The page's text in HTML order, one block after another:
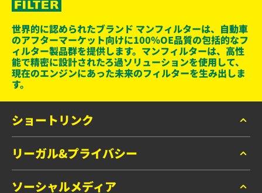
世界的に認められたブランド マンフィルターは、自動車
のアフターマーケット向けに100％OE品質の包括的なフ
ィルター製品群を提供します。マンフィルターは、高性
能で精密に設計されたろ過ソリューションを使用して、
現在のエンジンにあった未来のフィルターを生み出しま
す。
ショートリンク
マンフィルター カタログ
お問い合わせ
リーガル&プライバシー
データプライバシー
ソーシャルメディア